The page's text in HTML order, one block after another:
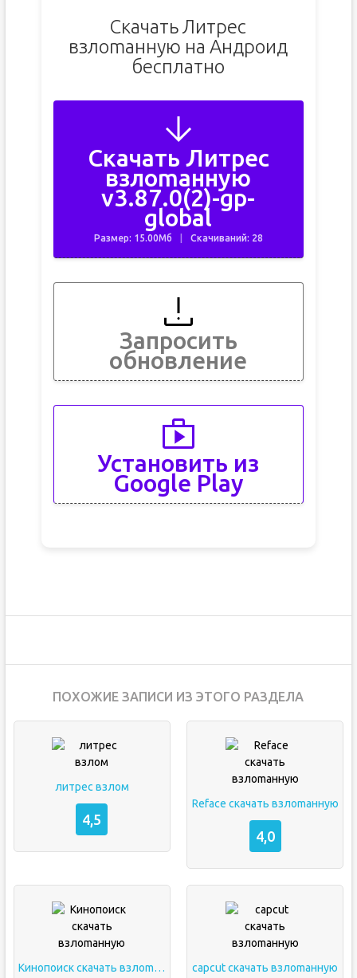
Скачать Литрес
взлоmанную на Андроид
бесплатно
Скачать Литрес
взлоmанную
v3.87.0(2)-gp-
global
Размер: 15.00Мб Скачиваний: 28
Запросить
обновление
Установить из
Google Play
ПОХОЖИЕ ЗАПИСИ ИЗ ЭТОГО РАЗДЕЛА
литрес взлом
4,5
Reface скачать взлоmанную
4,0
Кинопоиск скачать взлоmанную capcut скачать взлоmанную